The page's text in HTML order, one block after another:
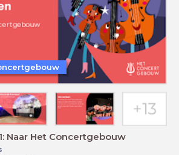
Naar Het Concertgebouw